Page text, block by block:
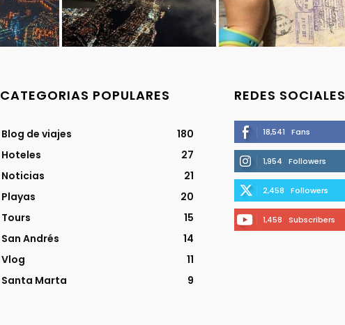
CATEGORIAS POPULARES
Blog de viajes
180
Hoteles
27
Noticias
21
Playas
20
Tours
15
San Andrés
14
Vlog
11
Santa Marta
9
REDES SOCIALES
18,541 Fans
1,954 Followers
2,458 Followers
1,458 Subscribers